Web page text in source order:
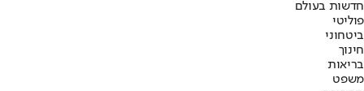
חדשות בעולם
פוליטי
ביטחוני
חינוך
בריאות
משפט